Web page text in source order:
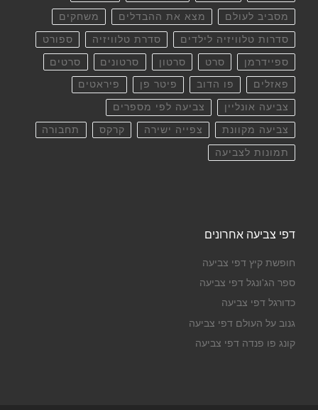
מסביב לעולם מצא את ההבדלים משחקים
סדרות טלוויזיה לילדים סדרת טלוויזיה ספורט
ספיידרמן סרט סרטון סרטונים סרטים
פאזלים פו הדוב פיטר פן פיראטים
צביעה אונליין צביעה לפי מספרים
צביעה מקוונת צפייה ישירה קרקס תחבורה
תמונות לצביעה
דפי צביעה אחרונים
חופשת קיץ דפי צביעה
ספר הג'ונגל דפי צביעה
כדורגל דפי צביעה
גנוב על העולם דפי צביעה
קונג פו פנדה דפי צביעה